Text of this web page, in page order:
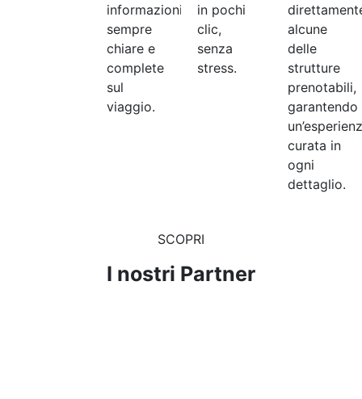
informazioni
sempre
chiare e
complete
sul
viaggio.
in pochi
clic,
senza
stress.
alcune
delle
strutture
prenotabili,
garantendo
curata in
ogni
dettaglio.
SCOPRI
I nostri Partner